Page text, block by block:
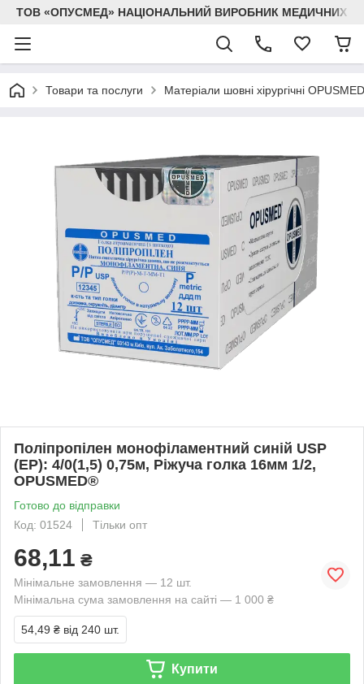
ТОВ «ОПУСМЕД» НАЦІОНАЛЬНИЙ ВИРОБНИК МЕДИЧНИХ
Товари та послуги Матеріали шовні хірургічні OPUSMED
Поліпропілен монофіламентний синій USP
(EP): 4/0(1,5) 0,75м, Ріжуча голка 16мм 1/2,
OPUSMED®
Готово до відправки
Код: 01524
Тільки опт
68,11 ₴
Мінімальне замовлення — 12 шт.
Мінімальна сума замовлення на сайті — 1 000 ₴
54,49 ₴ від 240 шт.
Купити